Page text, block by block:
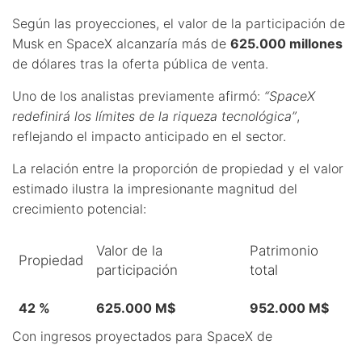
Según las proyecciones, el valor de la participación de
Musk en SpaceX alcanzaría más de 625.000 millones
de dólares tras la oferta pública de venta.
Uno de los analistas previamente afirmó: “SpaceX
redefinirá los límites de la riqueza tecnológica”,
reflejando el impacto anticipado en el sector.
La relación entre la proporción de propiedad y el valor
estimado ilustra la impresionante magnitud del
crecimiento potencial:
Propiedad
Valor de la
participación
Patrimonio
total
42 % 625.000 M$
952.000 M$
Con ingresos proyectados para SpaceX de